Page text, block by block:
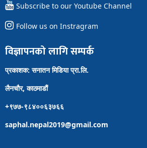
Subscribe to our Youtube Channel
Follow us on Instragram
विज्ञापनको लागि सम्पर्क
प्रकाशक: सनातन मिडिया प्रा.लि.
लैनचौर, काठमाडौं
+९७७-९८४००६३७६६
saphal.nepal2019@gmail.com